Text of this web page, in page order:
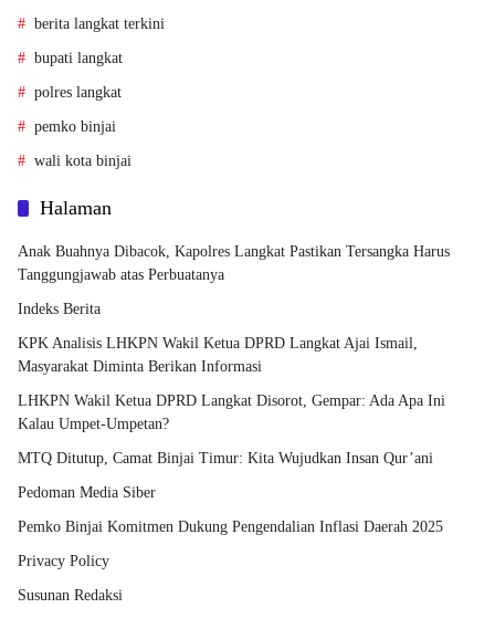
berita langkat terkini
bupati langkat
polres langkat
pemko binjai
wali kota binjai
Halaman
Anak Buahnya Dibacok, Kapolres Langkat Pastikan Tersangka Harus
Tanggungjawab atas Perbuatanya
Indeks Berita
KPK Analisis LHKPN Wakil Ketua DPRD Langkat Ajai Ismail,
Masyarakat Diminta Berikan Informasi
LHKPN Wakil Ketua DPRD Langkat Disorot, Gempar: Ada Apa Ini
Kalau Umpet-Umpetan?
MTQ Ditutup, Camat Binjai Timur: Kita Wujudkan Insan Qur’ani
Pedoman Media Siber
Pemko Binjai Komitmen Dukung Pengendalian Inflasi Daerah 2025
Privacy Policy
Susunan Redaksi